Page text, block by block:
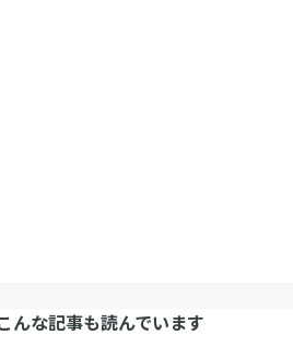
んな記事も読んでいます